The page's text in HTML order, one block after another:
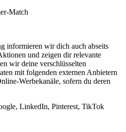
Match
informieren wir dich auch abseits
und zeigen dir relevante
wir deine verschlüsselten
mit folgenden externen Anbietern
Werbekanäle, sofern du deren
LinkedIn, Pinterest, TikTok